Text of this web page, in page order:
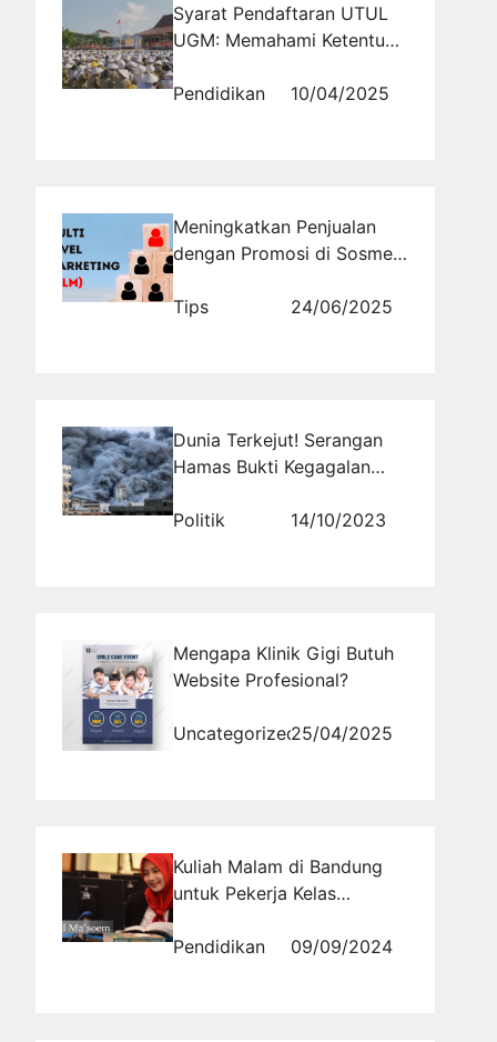
Syarat Pendaftaran UTUL
UGM: Memahami Ketentuan
Pendidikan
10/04/2025
Meningkatkan Penjualan
dengan Promosi di Sosmed
Tips
24/06/2025
Dunia Terkejut! Serangan
Hamas Bukti Kegagalan
Politik
14/10/2023
Mengapa Klinik Gigi Butuh
Website Profesional?
Uncategorized25/04/2025
Kuliah Malam di Bandung
untuk Pekerja Kelas
University
Pendidikan 09/09/2024